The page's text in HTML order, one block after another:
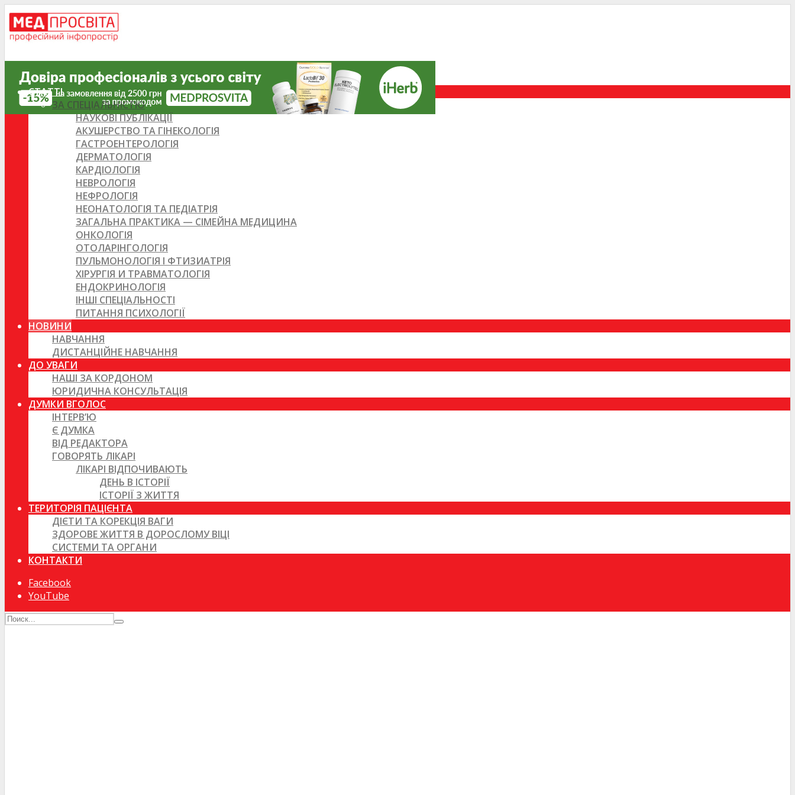
СТАТТІ
ЗА СПЕЦІАЛЬНІСТЮ
НАУКОВІ ПУБЛІКАЦІЇ
АКУШЕРСТВО ТА ГІНЕКОЛОГІЯ
ГАСТРОЕНТЕРОЛОГІЯ
ДЕРМАТОЛОГІЯ
КАРДІОЛОГІЯ
НЕВРОЛОГІЯ
НЕФРОЛОГІЯ
НЕОНАТОЛОГІЯ ТА ПЕДІАТРІЯ
ЗАГАЛЬНА ПРАКТИКА — СІМЕЙНА МЕДИЦИНА
ОНКОЛОГІЯ
ОТОЛАРІНГОЛОГІЯ
ПУЛЬМОНОЛОГІЯ І ФТИЗИАТРІЯ
ХІРУРГІЯ И ТРАВМАТОЛОГІЯ
ЕНДОКРИНОЛОГІЯ
ІНШІ СПЕЦІАЛЬНОСТІ
ПИТАННЯ ПСИХОЛОГІЇ
НОВИНИ
НАВЧАННЯ
ДИСТАНЦІЙНЕ НАВЧАННЯ
ДО УВАГИ
НАШІ ЗА КОРДОНОМ
ЮРИДИЧНА КОНСУЛЬТАЦІЯ
ДУМКИ ВГОЛОС
ІНТЕРВ’Ю
Є ДУМКА
ВІД РЕДАКТОРА
ГОВОРЯТЬ ЛІКАРІ
ЛІКАРІ ВІДПОЧИВАЮТЬ
ДЕНЬ В ІСТОРІЇ
ІСТОРІЇ З ЖИТТЯ
ТЕРИТОРІЯ ПАЦІЄНТА
ДІЄТИ ТА КОРЕКЦІЯ ВАГИ
ЗДОРОВЕ ЖИТТЯ В ДОРОСЛОМУ ВІЦІ
СИСТЕМИ ТА ОРГАНИ
КОНТАКТИ
Facebook
YouTube